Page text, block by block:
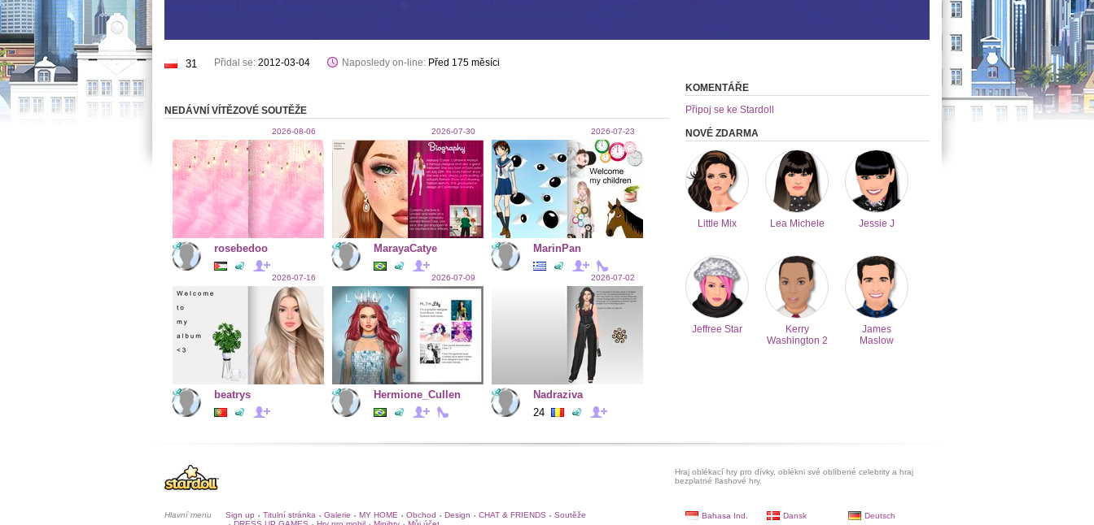
31 Přidal se: 2012-03-04 Naposledy on-line: Před 175 měsíci
NEDÁVNÍ VÍTĚZOVÉ SOUTĚŽE
2026-08-06
rosebedoo
2026-07-30
MarayaCatye
2026-07-23
MarinPan
2026-07-16
beatrys
2026-07-09
Hermione_Cullen
2026-07-02
Nadraziva
24
KOMENTÁŘE
Připoj se ke Stardoll
NOVÉ ZDARMA
Little Mix Lea Michele Jessie J
Jeffree Star
Kerry
Washington 2
James
Maslow
Hraj oblékací hry pro dívky, oblékni své oblíbené celebrity a hraj
bezplatné flashové hry.
Hlavní menu Sign up • Titulní stránka • Galerie • MY HOME • Obchod • Design • CHAT & FRIENDS • Soutěže Bahasa Ind. Dansk
Deutsch